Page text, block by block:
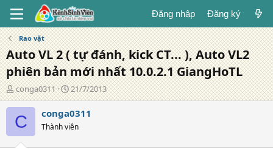
Đăng nhập Đăng ký
Rao vặt
Auto VL 2 ( tự đánh, kick CT... ), Auto VL2
phiên bản mới nhất 10.0.2.1 GiangHoTL
T
á
c
g
ả
conga0311
N
g
à
y
đ
21/7/2013
C conga0311
Thành viên